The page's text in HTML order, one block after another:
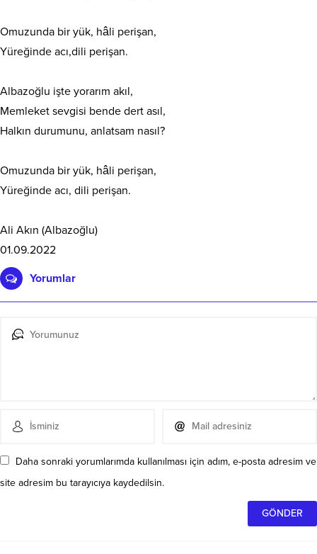
Omuzunda bir yük, hâli perişan,
Yüreğinde acı,dili perişan.
Albazoğlu işte yorarım akıl,
Memleket sevgisi bende dert asıl,
Halkın durumunu, anlatsam nasıl?
Omuzunda bir yük, hâli perişan,
Yüreğinde acı, dili perişan.
Ali Akın (Albazoğlu)
01.09.2022
Yorumlar
Daha sonraki yorumlarımda kullanılması için adım, e-posta adresim ve
site adresim bu tarayıcıya kaydedilsin.